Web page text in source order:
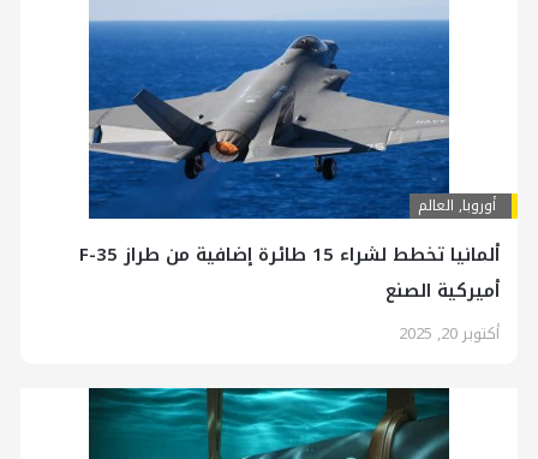
أوروبا, العالم
ألمانيا تخطط لشراء 15 طائرة إضافية من طراز F-35
أميركية الصنع
أكتوبر 20, 2025